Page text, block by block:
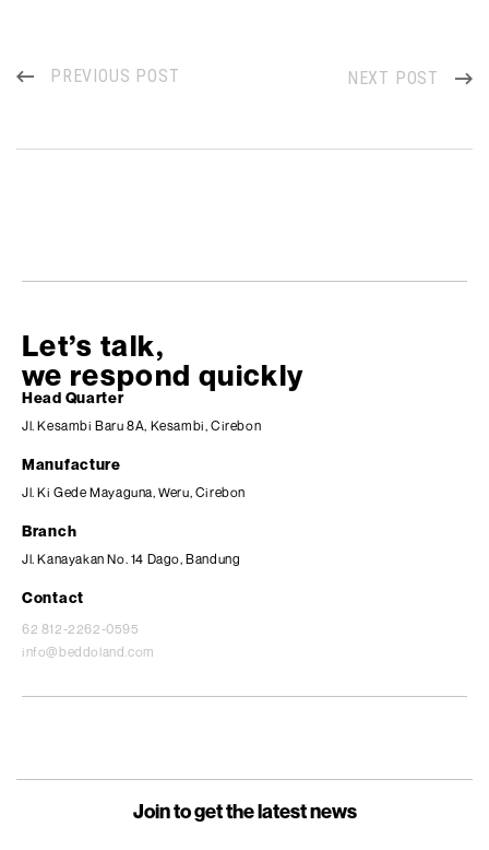
PREVIOUS POST NEXT POST
Let’s talk,
we respond quickly
Head Quarter
Jl. Kesambi Baru 8A, Kesambi, Cirebon
Manufacture
Jl. Ki Gede Mayaguna, Weru, Cirebon
Branch
Jl. Kanayakan No. 14 Dago, Bandung
Contact
62 812-2262-0595
info@beddoland.com
Join to get the latest news